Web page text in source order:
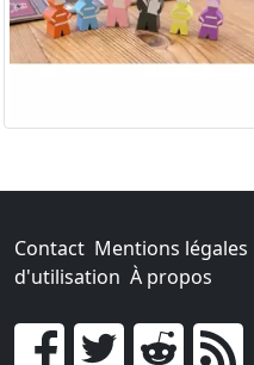
Contact Mentions légales
d'utilisation À propos